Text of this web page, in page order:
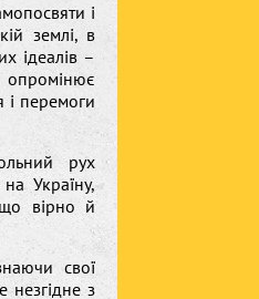
і
землі, в
ідеалів –
опромінює
і перемоги
рух
Україну,
вірно й
свої
незгідне з